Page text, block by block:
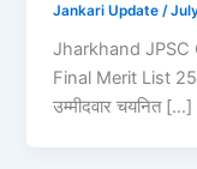
Jankari Update /
Jharkhand JPSC
Final Merit List
उम्मीदवार चयनित […]